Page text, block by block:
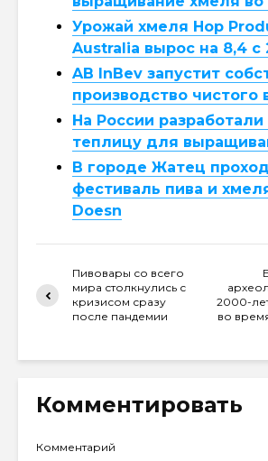
Урожай хмеля Hop
Australia вырос на 8,4 с
AB InBev запустит
производство чистого
На России
теплицу для
В городе Жатец
фестиваль пива и
Doesn
Пивовары со всего
мира столкнулись с
кризисом сразу
после пандемии
2000-
во
Комментировать
Комментарий